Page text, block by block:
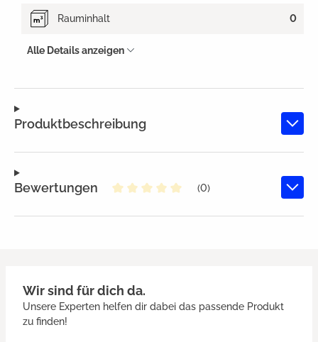
Produktbeschreibung
Bewertungen
(0)
Rauminhalt 0
Alle Details anzeigen
Wir sind für dich da.
Unsere Experten helfen dir dabei das passende Produkt
zu finden!